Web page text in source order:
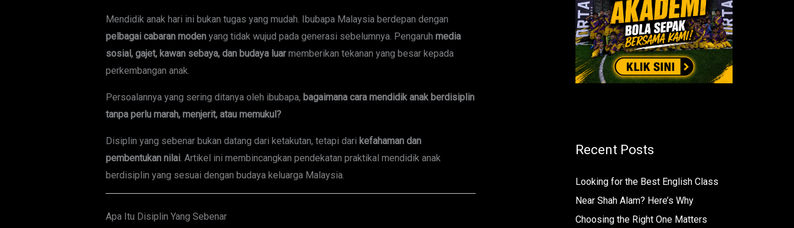
Mendidik anak hari ini bukan tugas yang mudah. Ibubapa Malaysia berdepan dengan
pelbagai cabaran modenyang tidak wujud pada generasi sebelumnya. Pengaruh media
sosial, gajet, kawan sebaya, dan budaya luarmemberikan tekanan yang besar kepada
perkembangan anak.
Persoalannya yang sering ditanya oleh ibubapa, bagaimana cara mendidik anak berdisiplin
tanpa perlu marah, menjerit, atau memukul?
Disiplin yang sebenar bukan datang dari ketakutan, tetapi dari kefahaman dan
pembentukan nilai. Artikel ini membincangkan pendekatan praktikal mendidik anak
berdisiplin yang sesuai dengan budaya keluarga Malaysia.
Apa Itu Disiplin Yang Sebenar
:
Recent Posts
Looking for the Best English Class
Near Shah Alam? Here’s Why
Choosing the Right One Matters